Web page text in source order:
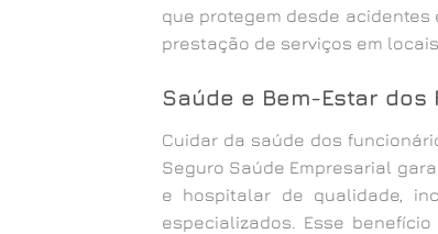
que protegem desde
prestação de serviços em
Saúde e Bem-Estar dos
Cuidar da saúde dos
Seguro Saúde Empresarial
e hospitalar de qualidade,
especializados. Esse